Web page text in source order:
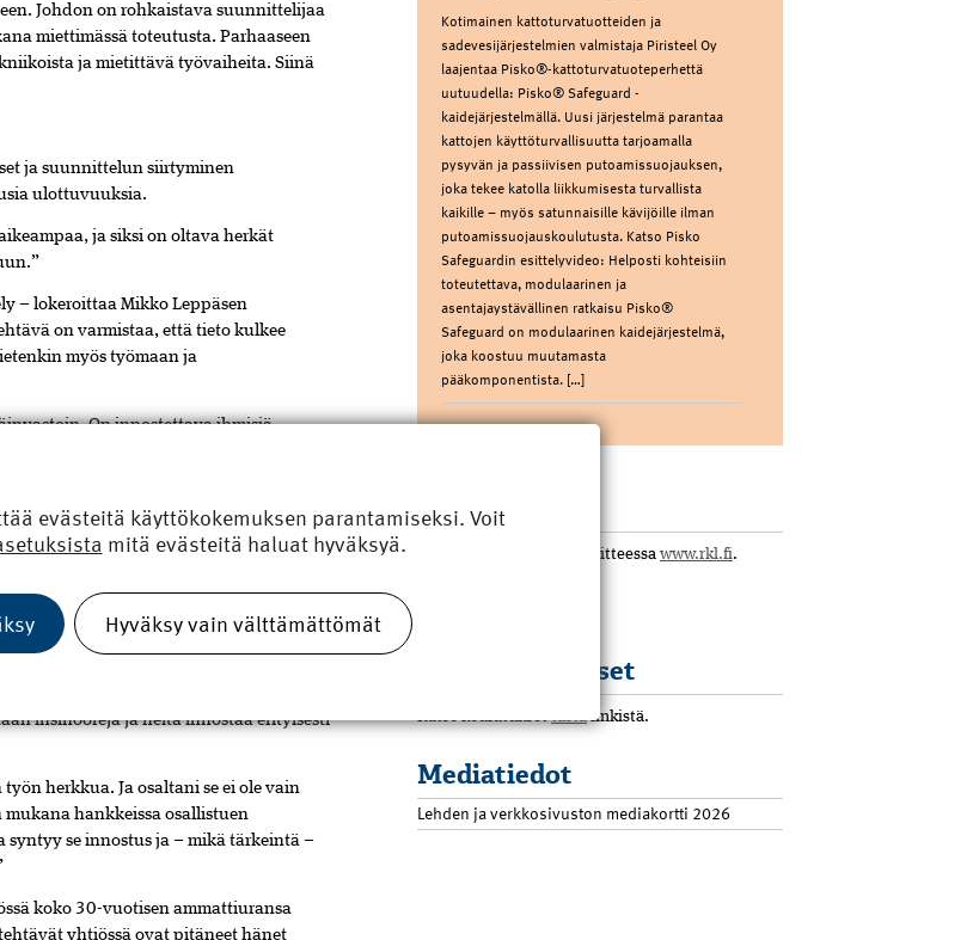
Johdon on rohkaistava suunnittelijaa
miettimässä toteutusta. Parhaaseen
ja mietittävä työvaiheita. Siinä
ja suunnittelun siirtyminen
ulottuvuuksia.
ja siksi on oltava herkät
– lokeroittaa Mikko Leppäsen
on varmistaa, että tieto kulkee
myös työmaan ja
On innostettava ihmisiä
vaikka työ tehdäänkin koneen
Jos niiden takana ei ole sisältöä
sanojensa mittaisia.
saatavilla. Sinun pitää laittaa itsesi
ja kysyy, onhan kaikki hyvin, ja
insinöörejä ja heitä innostaa erityisesti
herkkua. Ja osaltani se ei ole vain
hankkeissa osallistuen
se innostus ja – mikä tärkeintä –
koko 30-vuotisen ammattiuransa
yhtiössä ovat pitäneet hänet
Kotimainen kattoturvatuotteiden ja
sadevesijärjestelmien valmistaja Piristeel Oy
laajentaa Pisko®-kattoturvatuoteperhettä
uutuudella: Pisko® Safeguard -
kaidejärjestelmällä. Uusi järjestelmä parantaa
kattojen käyttöturvallisuutta tarjoamalla
pysyvän ja passiivisen putoamissuojauksen,
joka tekee katolla liikkumisesta turvallista
kaikille – myös satunnaisille kävijöille ilman
putoamissuojauskoulutusta. Katso Pisko
Safeguardin esittelyvideo: Helposti kohteisiin
toteutettava, modulaarinen ja
asentajaystävällinen ratkaisu Pisko®
Safeguard on modulaarinen kaidejärjestelmä,
joka koostuu muutamasta
pääkomponentista. […]
RKL
Tutustu yhdistykseen osoitteessa www.rkl.fi.
RKL koulutukset
linkistä.
Mediatiedot
Lehden ja verkkosivuston mediakortti 2026
evästeitä käyttökokemuksen parantamiseksi. Voit
mitä evästeitä haluat hyväksyä.
Hyväksy vain välttämättömät